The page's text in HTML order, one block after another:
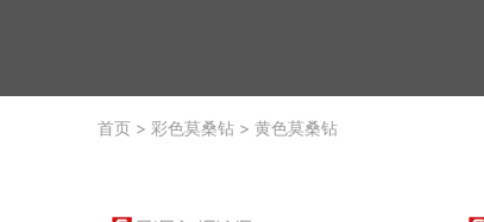
首页 > 彩色莫桑钻 > 黄色莫桑钻